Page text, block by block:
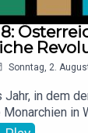
Sonntag, 2.
in dem
in
so wie